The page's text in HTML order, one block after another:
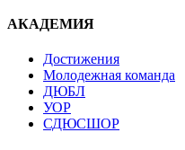
АКАДЕМИЯ
Достижения
Молодежная команда
ДЮБЛ
УОР
СДЮСШОР